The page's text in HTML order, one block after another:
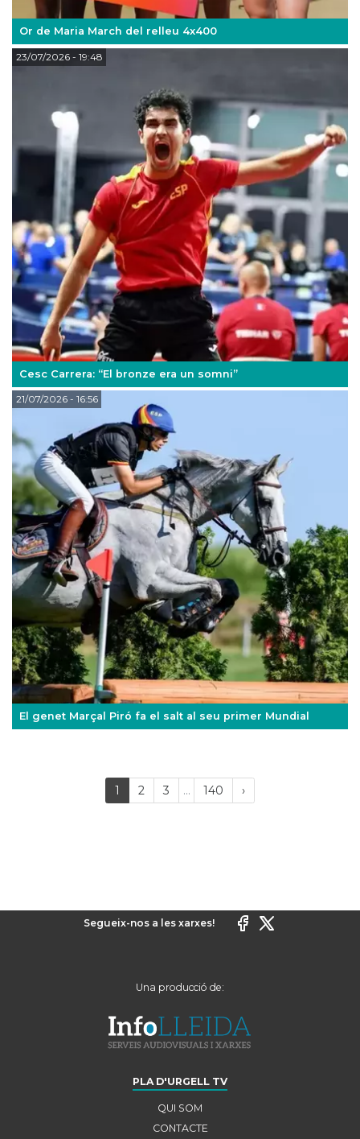
Or de Maria March del relleu 4x400
Cesc Carrera: “El bronze era un somni”
23/07/2026- 19:48
El genet Marçal Piró fa el salt al seu primer Mundial
21/07/2026- 16:56
1 (current)
2 3 ... 140 ›Próxima
página
Segueix-nos a les xarxes!
Una producció de:
PLA D'URGELL TV
QUI SOM
CONTACTE